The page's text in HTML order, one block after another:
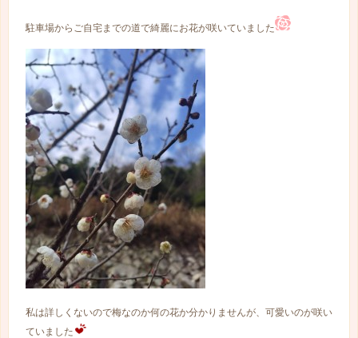
駐車場からご自宅までの道で綺麗にお花が咲いていました
私は詳しくないので梅なのか何の花か分かりませんが、可愛いのが咲い
ていました